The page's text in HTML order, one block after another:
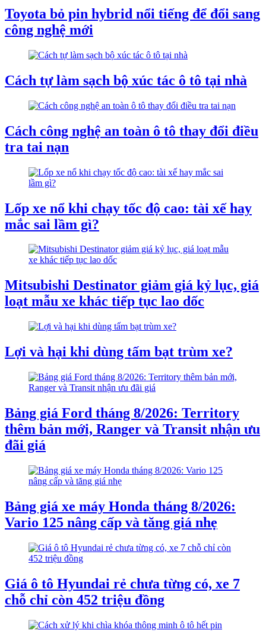
Toyota bỏ pin hybrid nổi tiếng để đổi sang
công nghệ mới
Cách tự làm sạch bộ xúc tác ô tô tại nhà
Cách công nghệ an toàn ô tô thay đổi điều
tra tai nạn
Lốp xe nổ khi chạy tốc độ cao: tài xế hay
mắc sai lầm gì?
Mitsubishi Destinator giảm giá kỷ lục, giá
loạt mẫu xe khác tiếp tục lao dốc
Lợi và hại khi dùng tấm bạt trùm xe?
Bảng giá Ford tháng 8/2026: Territory
thêm bản mới, Ranger và Transit nhận ưu
đãi giá
Bảng giá xe máy Honda tháng 8/2026:
Vario 125 nâng cấp và tăng giá nhẹ
Giá ô tô Hyundai rẻ chưa từng có, xe 7
chỗ chỉ còn 452 triệu đồng